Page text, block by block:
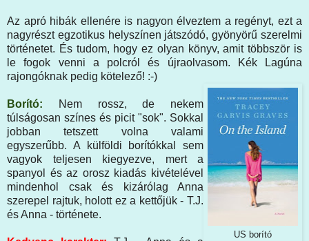
Az apró hibák ellenére is nagyon élveztem a regényt, ezt a
nagyrészt egzotikus helyszínen játszódó, gyönyörű szerelmi
történetet. És tudom, hogy ez olyan könyv, amit többször is
le fogok venni a polcról és újraolvasom. Kék Lagúna
rajongóknak pedig kötelező! :-)
US borító
Borító: Nem rossz, de nekem
túlságosan színes és picit "sok". Sokkal
jobban tetszett volna valami
egyszerűbb. A külföldi borítókkal sem
vagyok teljesen kiegyezve, mert a
spanyol és az orosz kiadás kivételével
mindenhol csak és kizárólag Anna
szerepel rajtuk, holott ez a kettőjük - T.J.
és Anna - története.